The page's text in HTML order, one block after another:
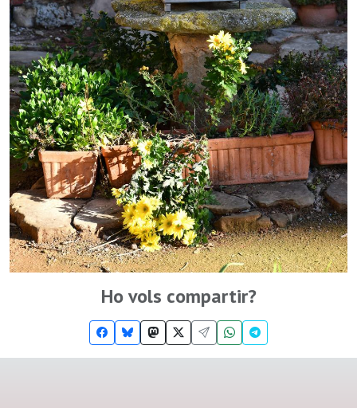
Ho vols compartir?